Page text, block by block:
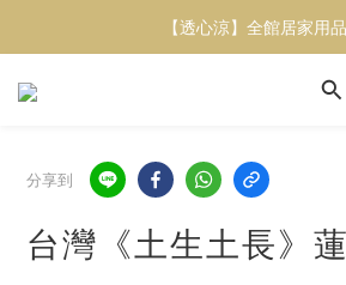
【透心涼】全館居家用
【透心涼】全館居家用
或者蔬食紅蘿蔔脆片／甜菜根脆片 / 櫛
分享到
台灣《土生土長》